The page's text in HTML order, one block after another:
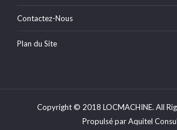
Contactez-Nous
Plan du Site
Copyright © 2018 LOCMACHINE. All
Propulsé parAquitel